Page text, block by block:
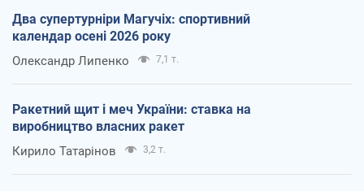
Два супертурніри Магучіх: спортивний
календар осені 2026 року
Олександр Липенко 7,1 т.
Ракетний щит і меч України: ставка на
виробництво власних ракет
Кирило Татарінов 3,2 т.